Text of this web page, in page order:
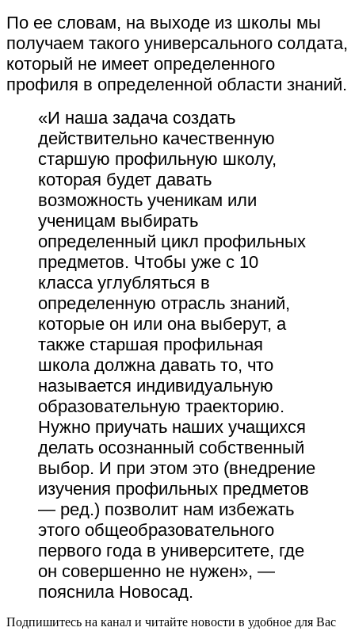
По ее словам, на выходе из школы мы
получаем такого универсального солдата,
который не имеет определенного
профиля в определенной области знаний.
«И наша задача создать
действительно качественную
старшую профильную школу,
которая будет давать
возможность ученикам или
ученицам выбирать
определенный цикл профильных
предметов. Чтобы уже с 10
класса углубляться в
определенную отрасль знаний,
которые он или она выберут, а
также старшая профильная
школа должна давать то, что
называется индивидуальную
образовательную траекторию.
Нужно приучать наших учащихся
делать осознанный собственный
выбор. И при этом это (внедрение
изучения профильных предметов
— ред.) позволит нам избежать
этого общеобразовательного
первого года в университете, где
он совершенно не нужен», —
пояснила Новосад.
Подпишитесь на канал и читайте новости в удобное для Вас